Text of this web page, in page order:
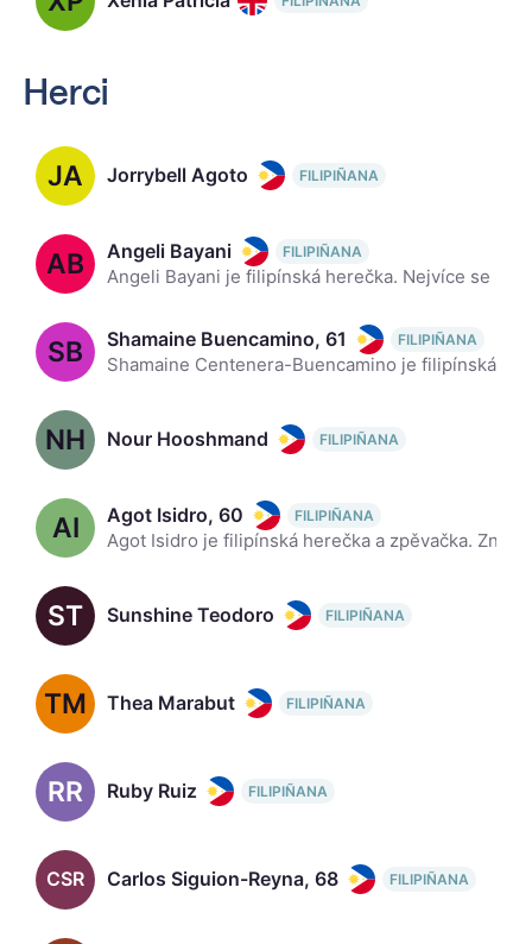
Herci
JA Jorrybell Agoto FILIPIÑANA
AB Angeli Bayani FILIPIÑANA
SB Shamaine Buencamino, 61 FILIPIÑANA
NH Nour Hooshmand FILIPIÑANA
AI Agot Isidro, 60 FILIPIÑANA
ST Sunshine Teodoro FILIPIÑANA
TM Thea Marabut FILIPIÑANA
RR Ruby Ruiz FILIPIÑANA
CSR Carlos Siguion-Reyna, 68 FILIPIÑANA